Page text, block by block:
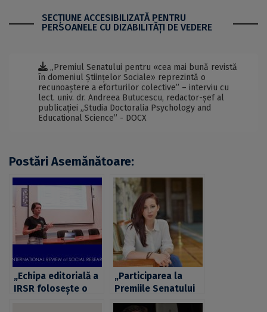
SECŢIUNE ACCESIBILIZATĂ PENTRU
PERSOANELE CU DIZABILITĂŢI DE VEDERE
„Premiul Senatului pentru «cea mai bună revistă
în domeniul Științelor Sociale» reprezintă o
recunoaștere a eforturilor colective” – interviu cu
lect. univ. dr. Andreea Butucescu, redactor-șef al
publicației „Studia Doctoralia Psychology and
Educational Science” - DOCX
Postări Asemănătoare:
„Echipa editorială a
IRSR folosește o
„Participarea la
Premiile Senatului
Universității din